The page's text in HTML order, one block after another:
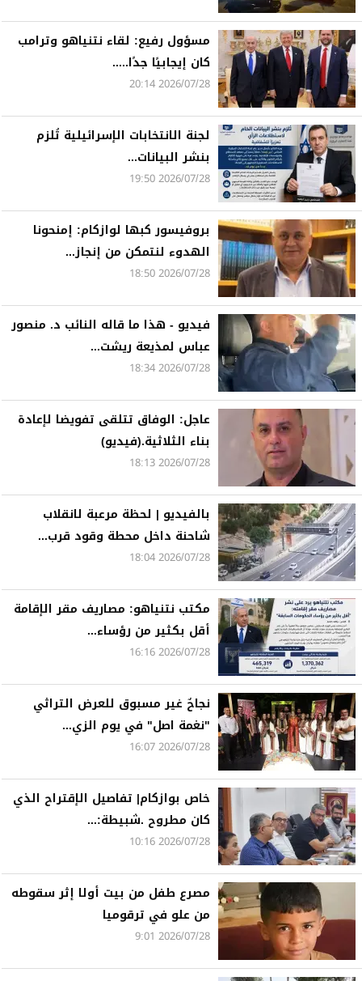
مسؤول رفيع: لقاء نتنياهو وترامب
كان إيجابيًا جدًا.....
2026/07/28 20:14
لجنة الانتخابات الإسرائيلية تُلزم
بنشر البيانات...
2026/07/28 19:50
بروفيسور كبها لوازكام: إمنحونا
الهدوء لنتمكن من إنجاز...
2026/07/28 18:50
فيديو - هذا ما قاله النائب د. منصور
عباس لمذيعة ريشت...
2026/07/28 18:34
عاجل: الوفاق تتلقى تفويضا لإعادة
بناء الثلاثية.(فيديو)
2026/07/28 18:13
بالفيديو | لحظة مرعبة لانقلاب
شاحنة داخل محطة وقود قرب...
2026/07/28 18:04
مكتب نتنياهو: مصاريف مقر الإقامة
أقل بكثير من رؤساء...
2026/07/28 16:16
نجاحٌ غير مسبوق للعرض التراثي
"نغمة اصل" في يوم الزي...
2026/07/28 16:07
خاص بوازكام| تفاصيل الإقتراح الذي
كان مطروح .شبيطة:...
2026/07/28 10:16
مصرع طفل من بيت أولا إثر سقوطه
من علو في ترقوميا
2026/07/28 9:01